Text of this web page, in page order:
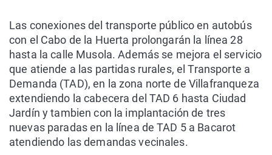
Las conexiones del transporte público en autobús
con el Cabo de la Huerta prolongarán la línea 28
hasta la calle Musola. Además se mejora el servicio
que atiende a las partidas rurales, el Transporte a
Demanda (TAD), en la zona norte de Villafranqueza
extendiendo la cabecera del TAD 6 hasta Ciudad
Jardín y tambien con la implantación de tres
nuevas paradas en la línea de TAD 5 a Bacarot
atendiendo las demandas vecinales.